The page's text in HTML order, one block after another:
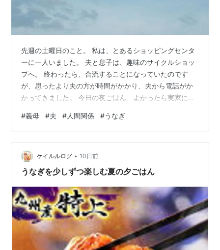
先週の土曜日のこと。 私は、とあるショッピングセンタ
ーに一人いました。 夫と息子は、趣味のサイクルショッ
プへ。 終わったら、合流することになっていたのです
が、思ったより夫の方が時間がかかり、夫から電話がか
かってきました。 今日の夜ごはん、よかったら実家に行
ーへ連れて行きました。 一人暮らしの義母、なぜか業務
スーパーが好き。 週１くらいのペースで行きたがって、
夫が連れて行っています。 その時に、ウナギを買って、
日曜日、家に来てウナギでも食べない？と夫に言ったの
ですが、日曜日は、息子が早朝から自転車に乗ることに
#義母 #夫 #人間関係 #うなぎ
ケイルルログ • 10日前
うなぎを少しずつ楽しむ夏の夕ごはん